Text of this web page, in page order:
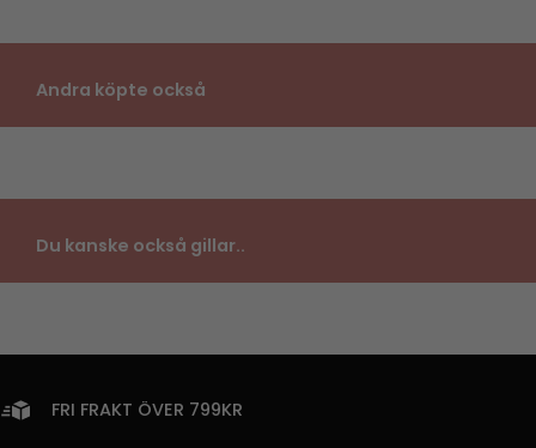
Andra köpte också
Du kanske också gillar..
FRI FRAKT ÖVER 799KR